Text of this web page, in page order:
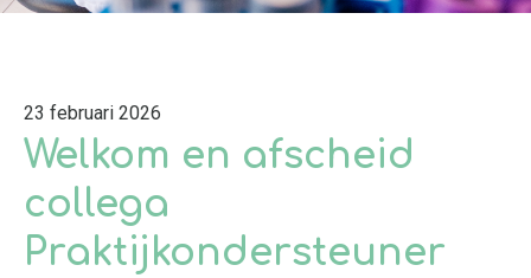
Algemene informatie
23 februari 2026
Welkom en afscheid
collega
Praktijkondersteuner